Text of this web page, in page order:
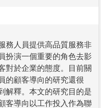
務人員提供高品質服務非
扮演一個重要的角色去影
對於企業的態度。目前關
的顧客導向的研究還很
解釋。本文的研究目的是
客導向以工作投入作為聯